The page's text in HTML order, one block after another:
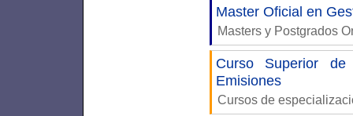
Master Oficial en
Masters y Postgrados
Curso Superior
Emisiones
Cursos de